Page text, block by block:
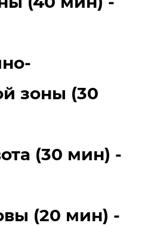
зоны (30
(30 мин) -
(20 мин) -